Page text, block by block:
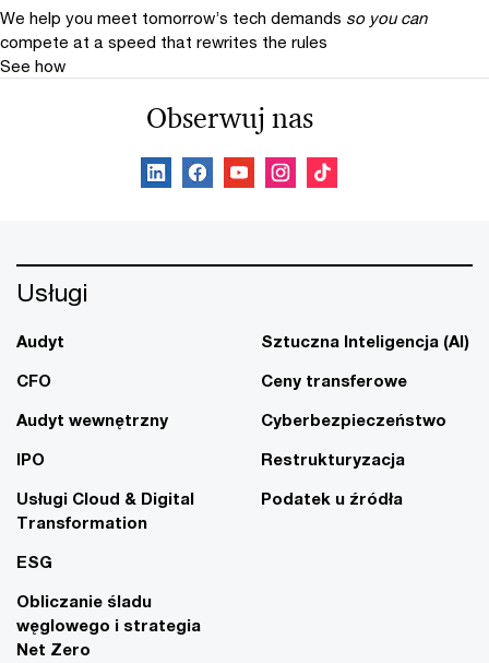
We help you meet tomorrow’s tech demands so you can
compete at a speed that rewrites the rules
See how
Obserwuj nas
Usługi
Audyt
CFO
Audyt wewnętrzny
IPO
Usługi Cloud & Digital
Transformation
ESG
Obliczanie śladu
węglowego i strategia
Net Zero
Sztuczna Inteligencja (AI)
Ceny transferowe
Cyberbezpieczeństwo
Restrukturyzacja
Podatek u źródła